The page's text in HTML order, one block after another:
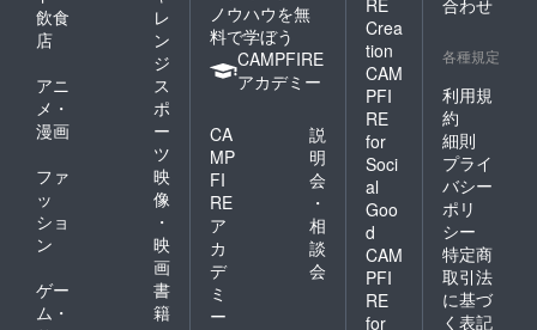
飲食
店
レ
ン
ジ
アニ
メ・
漫画
ス
ポ
ー
ツ
ファ
ッ
ショ
ン
映
像
・
映
画
ゲー
ム・
書
籍
ノウハウを無
料で学ぼう
CAMPFIRE
アカデミー
CA
MP
FI
RE
ア
カ
デ
ミ
ー
説
明
会
・
相
談
会
RE
Crea
tion
CAM
PFI
RE
for
Soci
al
Goo
d
CAM
PFI
RE
for
合わせ
各種規定
利用規
約
細則
プライ
バシー
ポリ
シー
特定商
取引法
に基づ
く表記